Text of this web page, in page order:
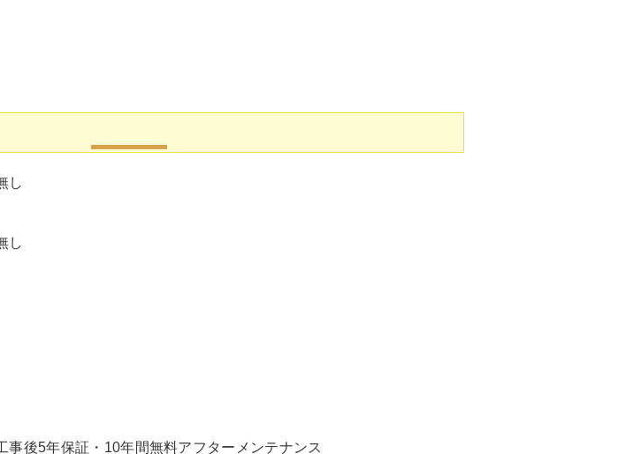
し
し
事後5年保証・10年間無料アフターメンテナンス